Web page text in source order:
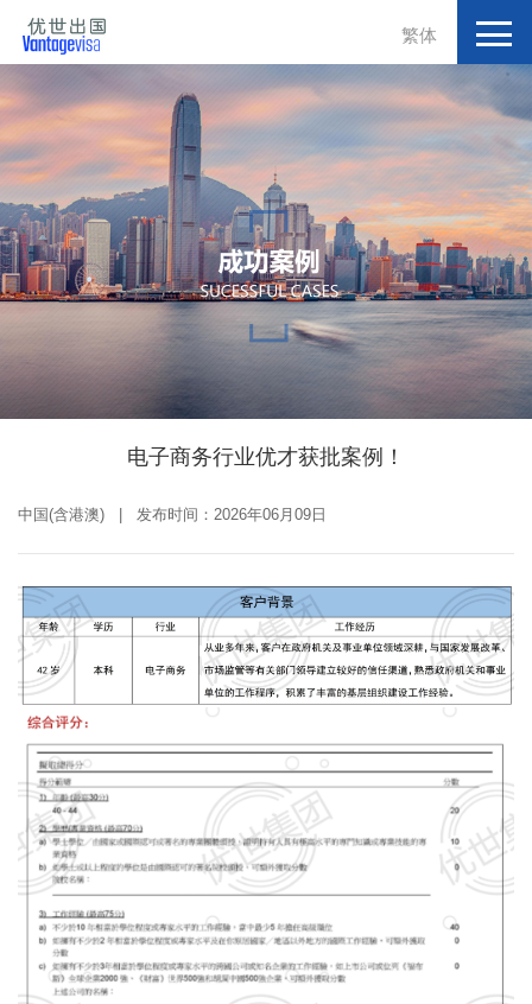
繁体
电子商务行业优才获批案例！
中国(含港澳) | 发布时间：2026年06月09日